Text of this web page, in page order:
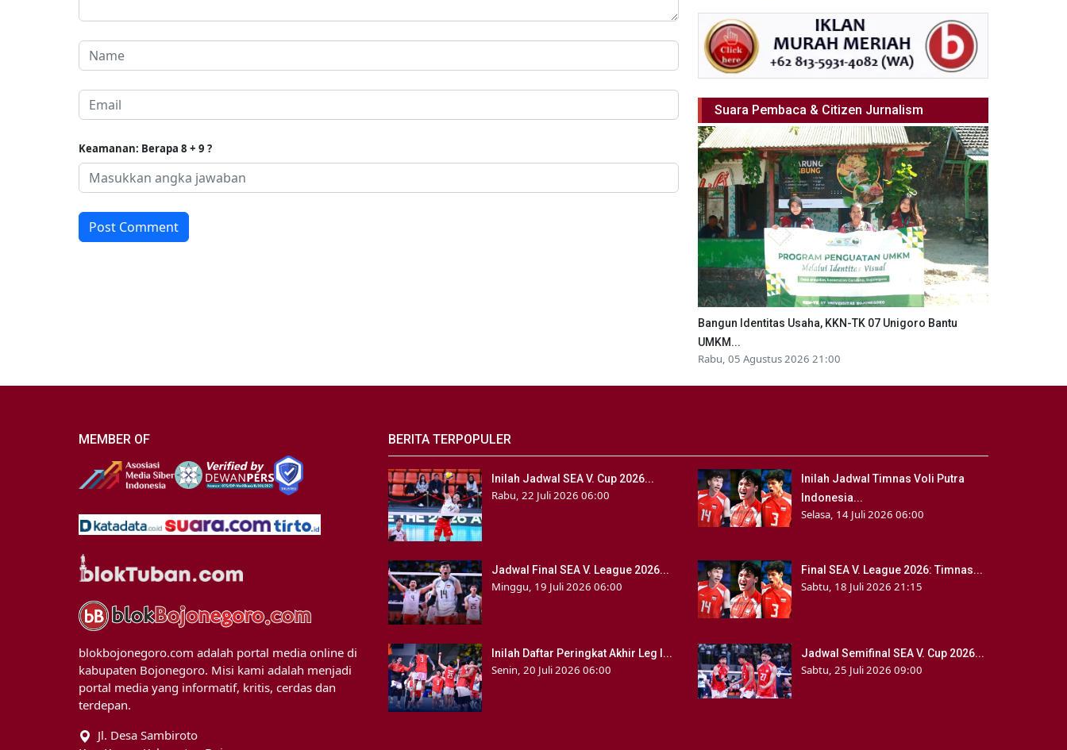
Keamanan: Berapa 8 + 9 ?
Post Comment
Suara Pembaca & Citizen Jurnalism
Bangun Identitas Usaha, KKN-TK 07 Unigoro Bantu
UMKM...
Rabu, 05 Agustus 2026 21:00
MEMBER OF
blokbojonegoro.com adalah portal media online di
kabupaten Bojonegoro. Misi kami adalah menjadi
portal media yang informatif, kritis, cerdas dan
terdepan.
Jl. Desa Sambiroto
BERITA TERPOPULER
Inilah Jadwal SEA V. Cup 2026...
Rabu, 22 Juli 2026 06:00
Inilah Jadwal Timnas Voli Putra
Indonesia...
Selasa, 14 Juli 2026 06:00
Jadwal Final SEA V. League 2026...
Minggu, 19 Juli 2026 06:00
Final SEA V. League 2026: Timnas...
Sabtu, 18 Juli 2026 21:15
Inilah Daftar Peringkat Akhir Leg I...
Senin, 20 Juli 2026 06:00
Jadwal Semifinal SEA V. Cup 2026...
Sabtu, 25 Juli 2026 09:00